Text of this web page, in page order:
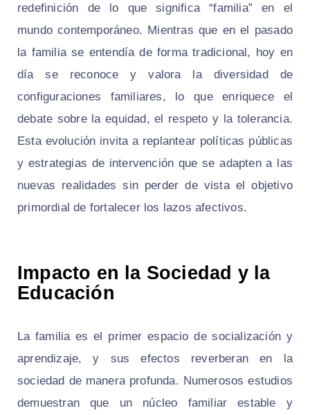
redefinición de lo que significa “familia” en el
mundo contemporáneo. Mientras que en el pasado
la familia se entendía de forma tradicional, hoy en
día se reconoce y valora la diversidad de
configuraciones familiares, lo que enriquece el
debate sobre la equidad, el respeto y la tolerancia.
Esta evolución invita a replantear políticas públicas
y estrategias de intervención que se adapten a las
nuevas realidades sin perder de vista el objetivo
primordial de fortalecer los lazos afectivos.
Impacto en la Sociedad y la
Educación
La familia es el primer espacio de socialización y
aprendizaje, y sus efectos reverberan en la
sociedad de manera profunda. Numerosos estudios
demuestran que un núcleo familiar estable y